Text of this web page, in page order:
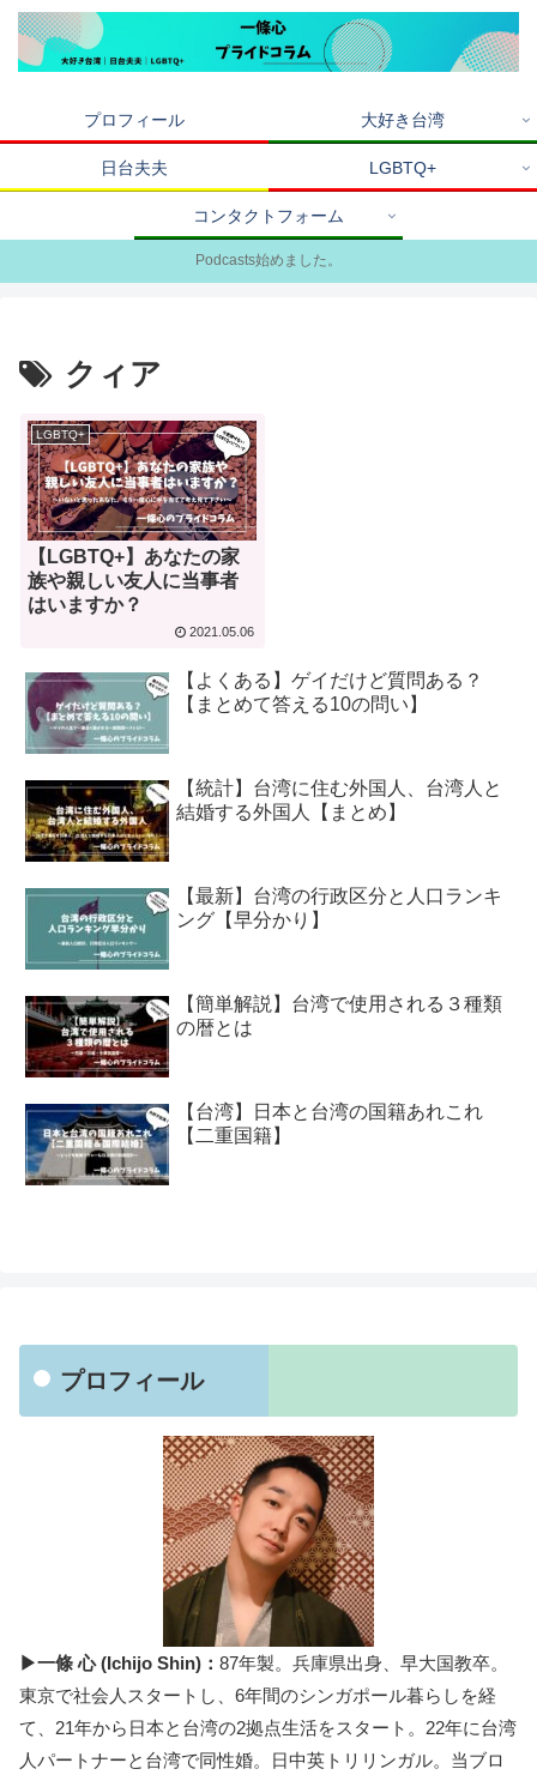
プロフィール 大好き台湾
日台夫夫 LGBTQ+
コンタクトフォーム
Podcasts始めました。
クィア
LGBTQ+
【LGBTQ+】あなたの家
族や親しい友人に当事者
はいますか？
2021.05.06
【よくある】ゲイだけど質問ある？
【まとめて答える10の問い】
【統計】台湾に住む外国人、台湾人と
結婚する外国人【まとめ】
【最新】台湾の行政区分と人口ランキ
ング【早分かり】
【簡単解説】台湾で使用される３種類
の暦とは
【台湾】日本と台湾の国籍あれこれ
【二重国籍】
プロフィール
▶一條 心 (Ichijo Shin)： 87年製。兵庫県出身、早大国教卒。
東京で社会人スタートし、6年間のシンガポール暮らしを経
て、21年から日本と台湾の2拠点生活をスタート。22年に台湾
人パートナーと台湾で同性婚。日中英トリリンガル。当ブロ